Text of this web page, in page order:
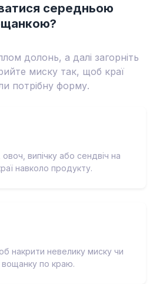
середньою
долонь, а далі загорніть
миску так, щоб краї
потрібну форму.
випічку або сендвіч на
навколо продукту.
накрити невелику миску чи
вощанку по краю.